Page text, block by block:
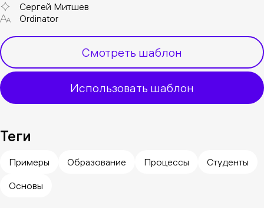
Сергей Митшев
Ordinator
Смотреть шаблон
Использовать шаблон
Теги
Примеры Образование Процессы
Студенты
Основы